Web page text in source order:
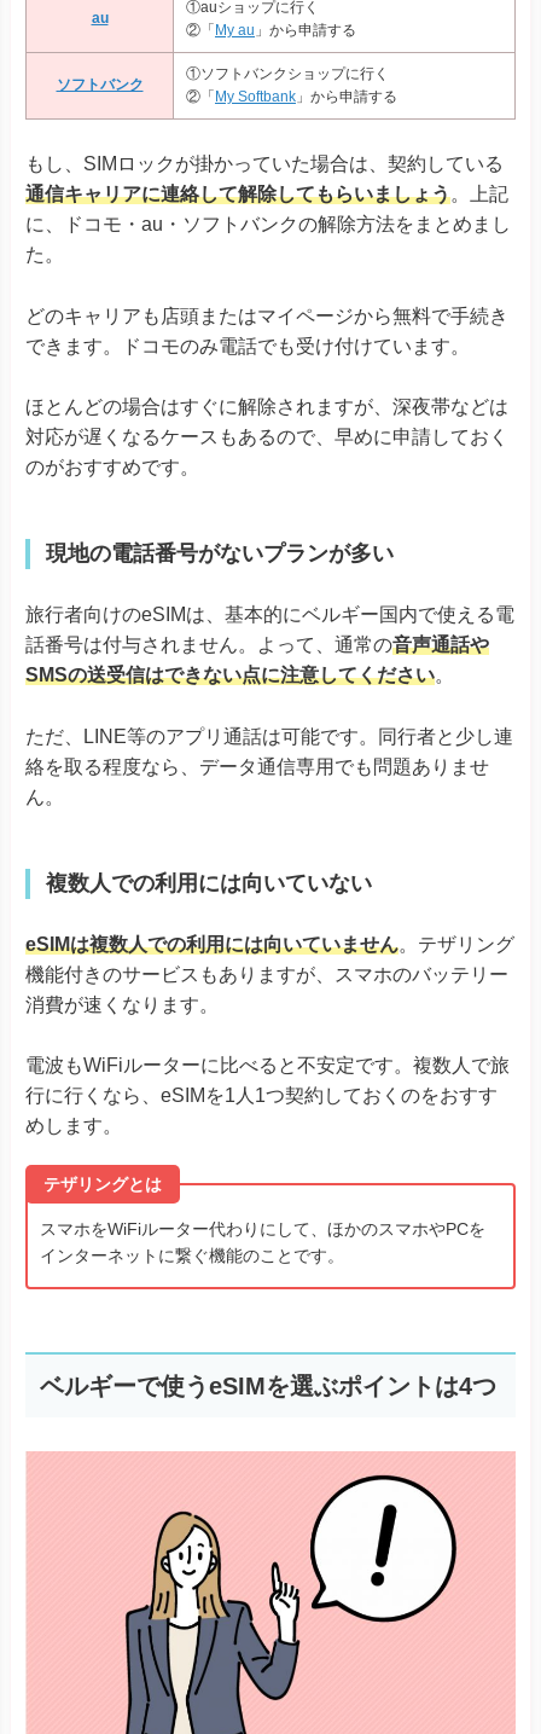
京セラ
かんたんスマホ２
キッズケータイ
Android One S9
DIGNO® SANGA
DIGNO® WX
DIGNO® BX2
DuraForce EX
DuraForce EX KC-S703
Libero 5G IV
Libero 5G III
Libero 5G II
au
①auショップに行く
②「 My au 」から申請する
ソフトバンク
①ソフトバンクショップに行く
②「 My Softbank 」から申請する
もし、SIMロックが掛かっていた場合は、契約している
通信キャリアに連絡して解除してもらいましょう。上記
に、ドコモ・au・ソフトバンクの解除方法をまとめまし
た。
どのキャリアも店頭またはマイページから無料で手続き
できます。ドコモのみ電話でも受け付けています。
ほとんどの場合はすぐに解除されますが、深夜帯などは
対応が遅くなるケースもあるので、早めに申請しておく
のがおすすめです。
現地の電話番号がないプランが多い
旅行者向けのeSIMは、基本的にベルギー国内で使える電
話番号は付与されません。よって、通常の音声通話や
SMSの送受信はできない点に注意してください。
ただ、LINE等のアプリ通話は可能です。同行者と少し連
絡を取る程度なら、データ通信専用でも問題ありませ
ん。
複数人での利用には向いていない
eSIMは複数人での利用には向いていません。テザリング
機能付きのサービスもありますが、スマホのバッテリー
消費が速くなります。
電波もWiFiルーターに比べると不安定です。複数人で旅
行に行くなら、eSIMを1人1つ契約しておくのをおすす
めします。
テザリングとは
スマホをWiFiルーター代わりにして、ほかのスマホやPCを
インターネットに繋ぐ機能のことです。
ベルギーで使うeSIMを選ぶポイントは4つ